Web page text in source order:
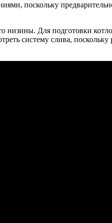
поскольку
Для подготовки
систему слива,